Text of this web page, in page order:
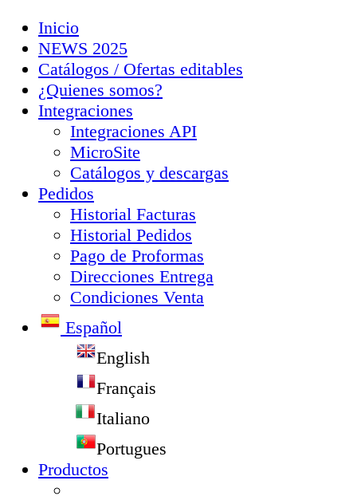
Inicio
NEWS 2025
Catálogos / Ofertas editables
¿Quienes somos?
Integraciones
Integraciones API
MicroSite
Catálogos y descargas
Pedidos
Historial Facturas
Historial Pedidos
Pago de Proformas
Direcciones Entrega
Condiciones Venta
Español
English
Français
Italiano
Portugues
Productos